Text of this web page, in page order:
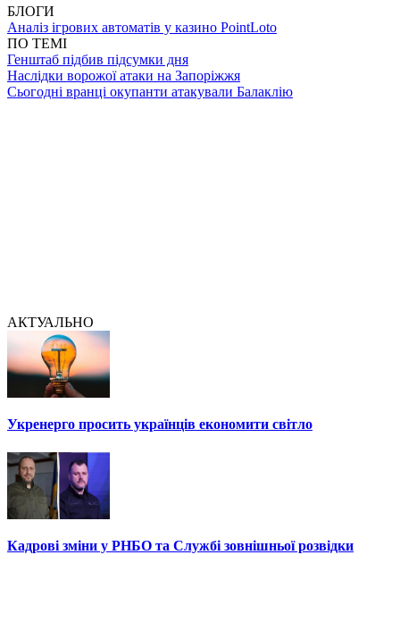
БЛОГИ
Аналіз ігрових автоматів у казино PointLoto
ПО ТЕМІ
Генштаб підбив підсумки дня
Наслідки ворожої атаки на Запоріжжя
Сьогодні вранці окупанти атакували Балаклію
АКТУАЛЬНО
Укренерго просить українців економити світло
Кадрові зміни у РНБО та Службі зовнішньої розвідки